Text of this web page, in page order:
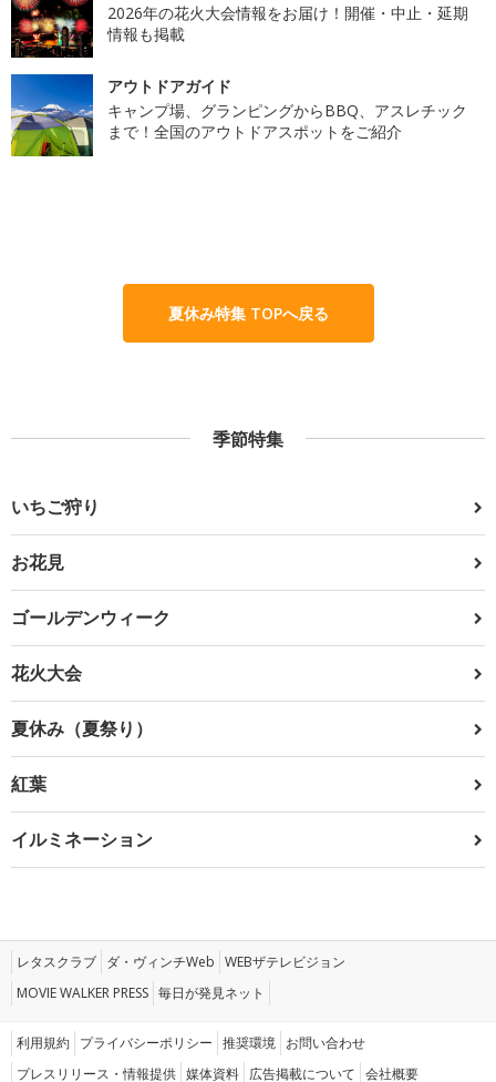
2026年の花火大会情報をお届け！開催・中止・延期
情報も掲載
アウトドアガイド
キャンプ場、グランピングからBBQ、アスレチック
まで！全国のアウトドアスポットをご紹介
夏休み特集 TOPへ戻る
季節特集
いちご狩り
お花見
ゴールデンウィーク
花火大会
夏休み（夏祭り）
紅葉
イルミネーション
レタスクラブ ダ・ヴィンチWeb WEBザテレビジョン
MOVIE WALKER PRESS 毎日が発見ネット
利用規約 プライバシーポリシー 推奨環境 お問い合わせ
プレスリリース・情報提供 媒体資料 広告掲載について 会社概要